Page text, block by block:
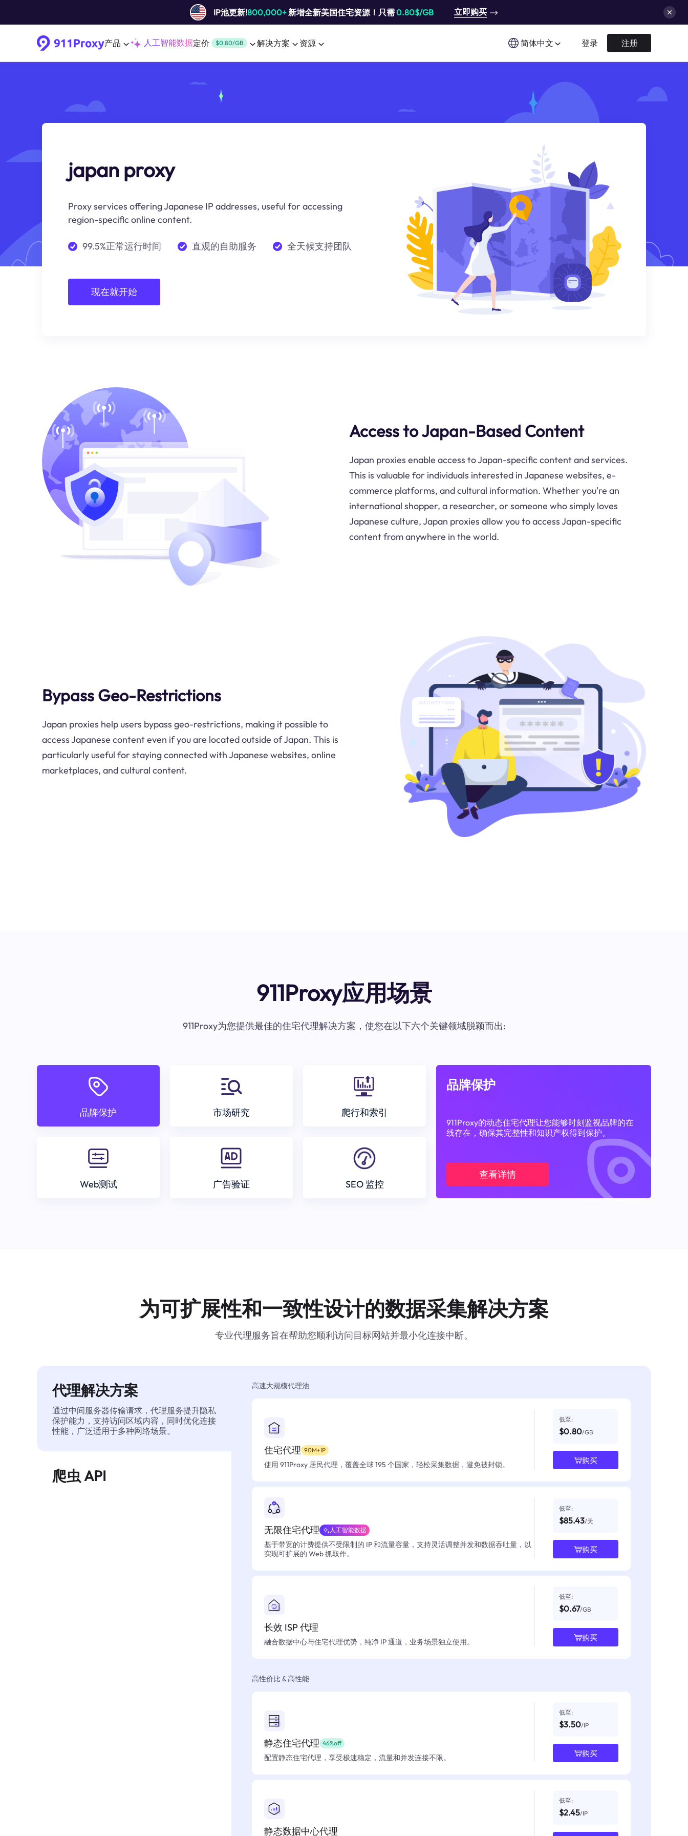
IP池更新!800,000+新增全新美国住宅资源！只需0.80$/GB 立即购买
产品 人工智能数据定价 $0.80/GB 解决方案 资源 简体中文 登录 注册
japan proxy
Proxy services offering Japanese IP addresses, useful for accessing
region-specific online content.
99.5%正常运行时间 直观的自助服务 全天候支持团队
现在就开始
Access to Japan-Based Content
Japan proxies enable access to Japan-specific content and services.
This is valuable for individuals interested in Japanese websites, e-
commerce platforms, and cultural information. Whether you're an
international shopper, a researcher, or someone who simply loves
Japanese culture, Japan proxies allow you to access Japan-specific
content from anywhere in the world.
Bypass Geo-Restrictions
Japan proxies help users bypass geo-restrictions, making it possible to
access Japanese content even if you are located outside of Japan. This is
particularly useful for staying connected with Japanese websites, online
marketplaces, and cultural content.
911Proxy应用场景
911Proxy为您提供最佳的住宅代理解决方案，使您在以下六个关键领域脱颖而出:
品牌保护 市场研究 爬行和索引
Web测试 广告验证 SEO 监控
品牌保护
911Proxy的动态住宅代理让您能够时刻监视品牌的在
线存在，确保其完整性和知识产权得到保护。
查看详情
为可扩展性和一致性设计的数据采集解决方案
专业代理服务旨在帮助您顺利访问目标网站并最小化连接中断。
代理解决方案
通过中间服务器传输请求，代理服务提升隐私
保护能力，支持访问区域内容，同时优化连接
性能，广泛适用于多种网络场景。
爬虫 API
高速大规模代理池
住宅代理 90M+IP
使用 911Proxy 居民代理，覆盖全球 195 个国家，轻松采集数据，避免被封锁。
低至:
$0.80/GB
购买
无限住宅代理 人工智能数据
基于带宽的计费提供不受限制的 IP 和流量容量，支持灵活调整并发和数据吞吐量，以
实现可扩展的 Web 抓取作。
低至:
$85.43/天
购买
长效 ISP 代理
融合数据中心与住宅代理优势，纯净 IP 通道，业务场景独立使用。
低至:
$0.67/GB
购买
高性价比 & 高性能
静态住宅代理 46%off
配置静态住宅代理，享受极速稳定，流量和并发连接不限。
低至:
$3.50/IP
购买
静态数据中心代理
低至:
$2.45/IP